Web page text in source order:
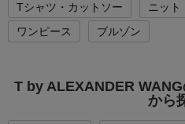
Tシャツ・カットソー ニット
ワンピース
ブルゾン
T by ALEXANDER
から